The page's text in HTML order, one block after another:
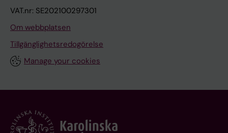
VAT.nr: SE202100297301
Om webbplatsen
Tillgänglighetsredogörelse
Manage your cookies